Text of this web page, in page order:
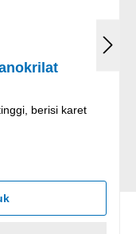
berisi karet